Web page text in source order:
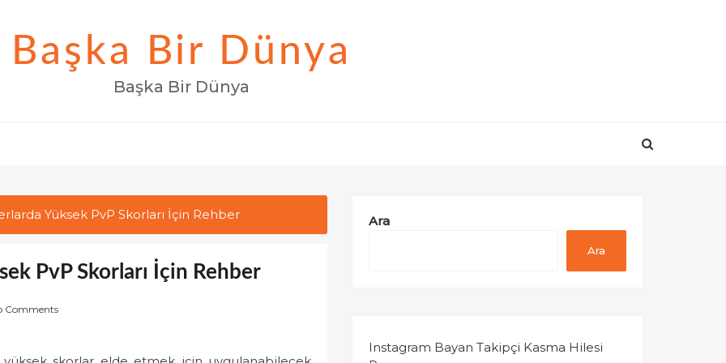
Başka Bir Dünya
Başka Bir Dünya
Yüksek PvP Skorları İçin Rehber
PvP Skorları İçin Rehber
Comments
Ara
Ara
Instagram Bayan Takipçi Kasma Hilesi